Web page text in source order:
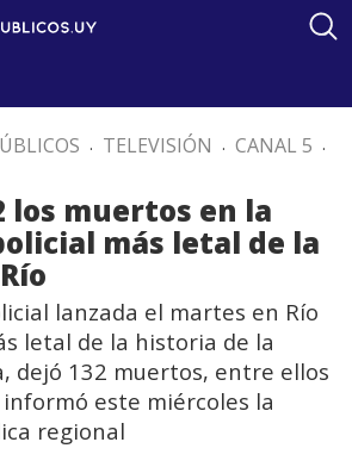
. TELEVISIÓN . CANAL 5 .
los muertos en la
más letal de la
lanzada el martes en Río
letal de la historia de la
dejó 132 muertos, entre ellos
este miércoles la
regional